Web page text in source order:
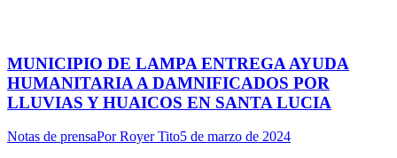
MUNICIPIO DE LAMPA ENTREGA AYUDA
HUMANITARIA A DAMNIFICADOS POR
LLUVIAS Y HUAICOS EN SANTA LUCIA
Notas de prensaPorRoyer Tito5 de marzo de 2024